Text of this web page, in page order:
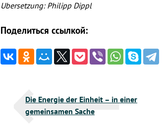
Ubersetzung: Philipp Dippl
Поделиться ссылкой:
Die Energie der Einheit – in einer
gemeinsamen Sache